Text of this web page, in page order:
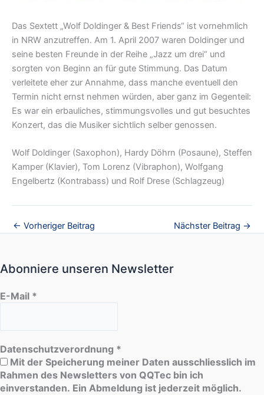
Das Sextett „Wolf Doldinger & Best Friends“ ist vornehmlich
in NRW anzutreffen. Am 1. April 2007 waren Doldinger und
seine besten Freunde in der Reihe „Jazz um drei“ und
sorgten von Beginn an für gute Stimmung. Das Datum
verleitete eher zur Annahme, dass manche eventuell den
Termin nicht ernst nehmen würden, aber ganz im Gegenteil:
Es war ein erbauliches, stimmungsvolles und gut besuchtes
Konzert, das die Musiker sichtlich selber genossen.
Wolf Doldinger (Saxophon), Hardy Döhrn (Posaune), Steffen
Kamper (Klavier), Tom Lorenz (Vibraphon), Wolfgang
Engelbertz (Kontrabass) und Rolf Drese (Schlagzeug)
← Vorheriger Beitrag Nächster Beitrag →
Abonniere unseren Newsletter
E-Mail *
Datenschutzverordnung *
Mit der Speicherung meiner Daten ausschliesslich im
Rahmen des Newsletters von QQTec bin ich
einverstanden. Ein Abmeldung ist jederzeit möglich.